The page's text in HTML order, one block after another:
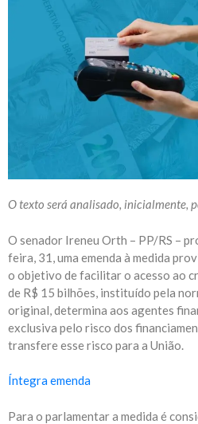
O texto será analisado, inicialmente,
O senador Ireneu Orth – PP/RS –
feira, 31, uma emenda à medida
o objetivo de facilitar o acesso ao
de R$ 15 bilhões, instituído pela
original, determina aos agentes
exclusiva pelo risco dos
transfere esse risco para a União.
Íntegra emenda
Para o parlamentar a medida é